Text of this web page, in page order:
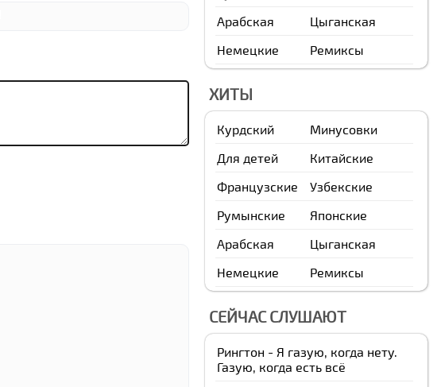
Арабская
Цыганская
Немецкие
Ремиксы
ХИТЫ
Курдский
Минусовки
Для детей
Китайские
Французские
Узбекские
Румынские
Японские
Арабская
Цыганская
Немецкие
Ремиксы
СЕЙЧАС СЛУШАЮТ
Рингтон - Я газую, когда нету.
Газую, когда есть всё